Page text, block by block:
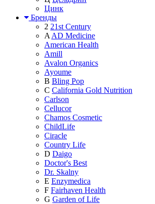
Цинк
Бренды
2 21st Century
A AD Medicine
American Health
Amill
Avalon Organics
Ayoume
B Bling Pop
C California Gold Nutrition
Carlson
Cellucor
Chamos Cosmetic
ChildLife
Ciracle
Country Life
D Daigo
Doctor's Best
Dr. Skalny
E Enzymedica
F Fairhaven Health
G Garden of Life